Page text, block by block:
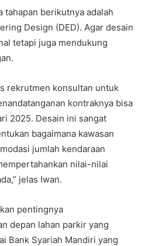
tahapan berikutnya adalah
Design (DED). Agar desain
tetapi juga mendukung
rekrutmen konsultan untuk
kontraknya bisa
2025. Desain ini sangat
bagaimana kawasan
jumlah kendaraan
nilai-nilai
jelas Iwan.
pentingnya
depan lahan parkir yang
Bank Syariah Mandiri yang